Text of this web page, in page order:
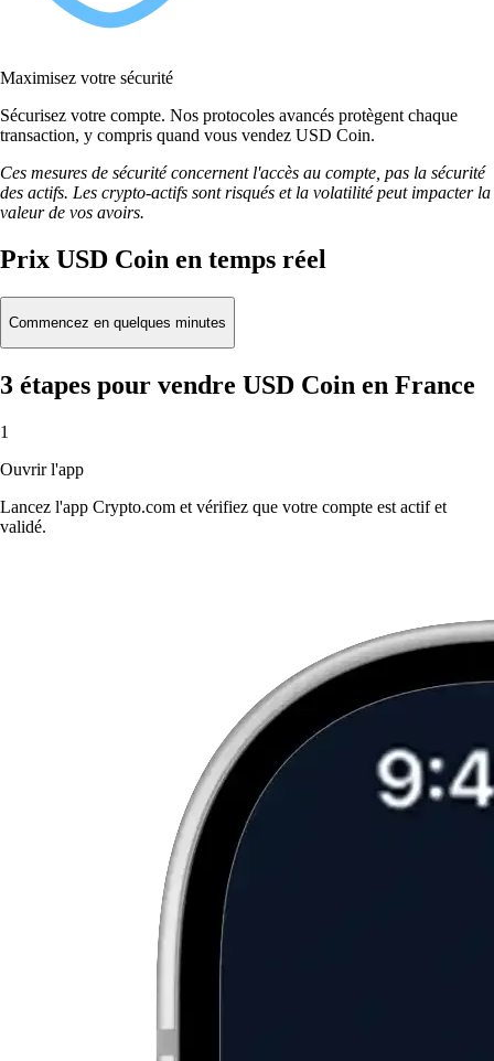
Maximisez votre sécurité
Sécurisez votre compte. Nos protocoles avancés protègent chaque
transaction, y compris quand vous vendez USD Coin.
Ces mesures de sécurité concernent l'accès au compte, pas la sécurité
des actifs. Les crypto-actifs sont risqués et la volatilité peut impacter la
valeur de vos avoirs.
Prix USD Coin en temps réel
Commencez en quelques minutes
3 étapes pour vendre USD Coin en France
1
Ouvrir l'app
Lancez l'app Crypto.com et vérifiez que votre compte est actif et
validé.